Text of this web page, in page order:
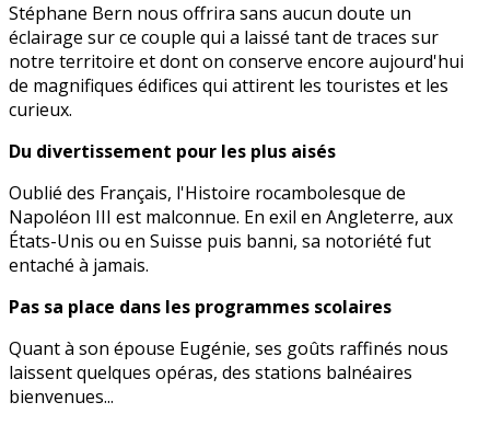
Stéphane Bern nous offrira sans aucun doute un
éclairage sur ce couple qui a laissé tant de traces sur
notre territoire et dont on conserve encore aujourd'hui
de magnifiques édifices qui attirent les touristes et les
curieux.
Du divertissement pour les plus aisés
Oublié des Français, l'Histoire rocambolesque de
Napoléon III est malconnue. En exil en Angleterre, aux
États-Unis ou en Suisse puis banni, sa notoriété fut
entaché à jamais.
Pas sa place dans les programmes scolaires
Quant à son épouse Eugénie, ses goûts raffinés nous
laissent quelques opéras, des stations balnéaires
bienvenues...